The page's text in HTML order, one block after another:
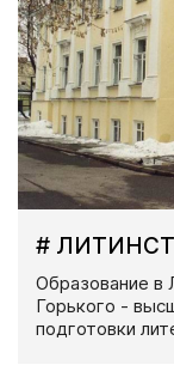
#
Образование в
Горького -
подготовки